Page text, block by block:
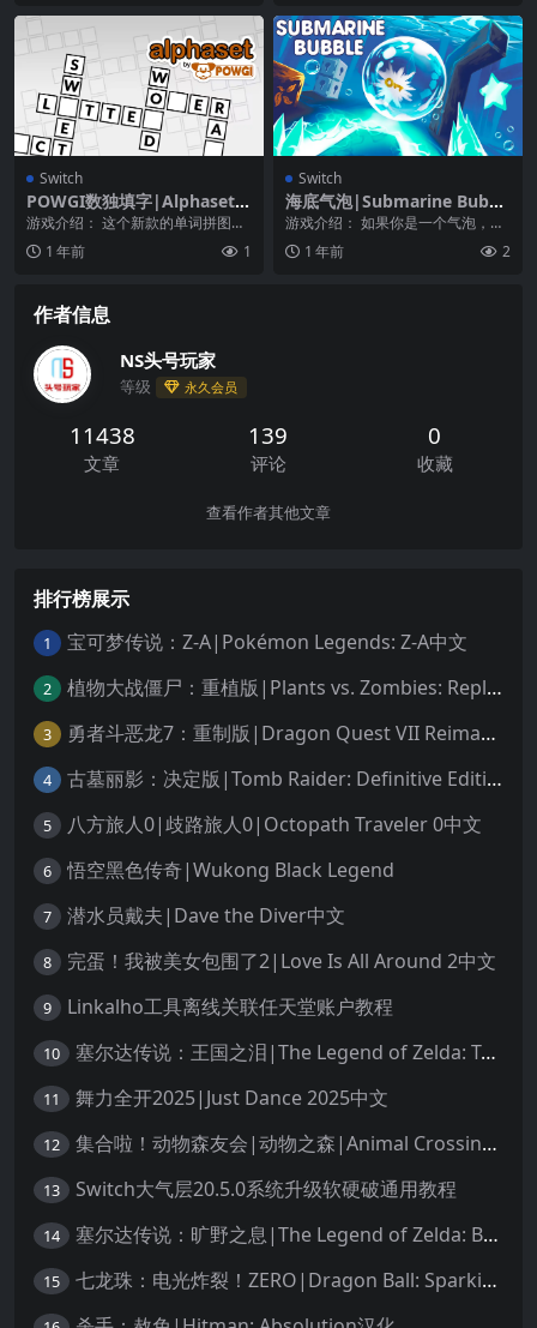
Switch
POWGI数独填字|Alphaset b
y Powgi
游戏介绍： 这个新款的单词拼图游
戏由填字游戏和数独组成，既挑战
你的词汇，又挑战你...
1 年前 1
Switch
海底气泡|Submarine Bubbl
e
游戏介绍： 如果你是一个气泡，且
必须尽可能多地收集星星，你会怎
么做呢？不过在这次...
1 年前 2
作者信息
NS头号玩家
等级 永久会员
11438
文章
139
评论
0
收藏
查看作者其他文章
排行榜展示
1 宝可梦传说：Z-A|Pokémon Legends: Z-A中文
2 植物大战僵尸：重植版|Plants vs. Zombies: Replanted中文
3 勇者斗恶龙7：重制版|Dragon Quest VII Reimagined中文
4 古墓丽影：决定版|Tomb Raider: Definitive Edition中文
5 八方旅人0|歧路旅人0|Octopath Traveler 0中文
6 悟空黑色传奇|Wukong Black Legend
7 潜水员戴夫|Dave the Diver中文
8 完蛋！我被美女包围了2|Love Is All Around 2中文
9 Linkalho工具离线关联任天堂账户教程
10 塞尔达传说：王国之泪|The Legend of Zelda: Tears of the Kingdom中文
11 舞力全开2025|Just Dance 2025中文
12 集合啦！动物森友会|动物之森|Animal Crossing: New Horizons中文
13 Switch大气层20.5.0系统升级软硬破通用教程
14 塞尔达传说：旷野之息|The Legend of Zelda: Breath of the Wild中文
15 七龙珠：电光炸裂！ZERO|Dragon Ball: Sparking! Zero中文